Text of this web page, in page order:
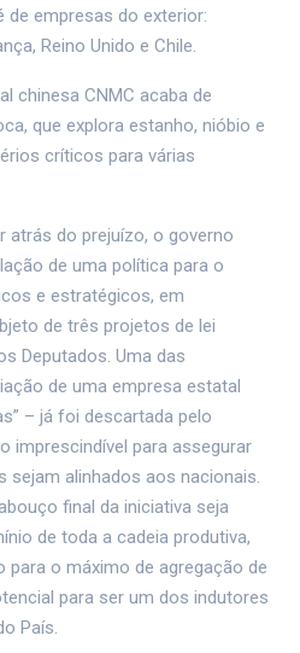
de empresas do exterior:
Reino Unido e Chile.
chinesa CNMC acaba de
que explora estanho, nióbio e
críticos para várias
atrás do prejuízo, o governo
de uma política para o
e estratégicos, em
de três projetos de lei
Deputados. Uma das
de uma empresa estatal
– já foi descartada pelo
imprescindível para assegurar
sejam alinhados aos nacionais.
final da iniciativa seja
de toda a cadeia produtiva,
para o máximo de agregação de
para ser um dos indutores
País.